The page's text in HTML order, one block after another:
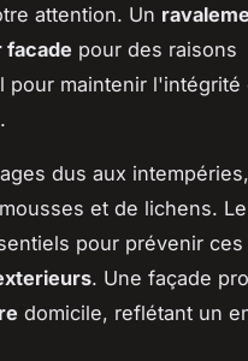
attention. Un
facade pour des raisons
pour maintenir l'intégrité
.
dus aux
et de lichens.
pour prévenir
. Une façade
domicile, reflétant un